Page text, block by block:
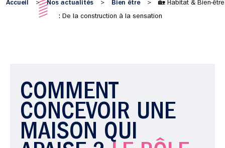
Accueil > Nos actualités > Bien être > 🏡 Habitat & Bien-être
: De la construction à la sensation
COMMENT
CONCEVOIR UNE
MAISON QUI